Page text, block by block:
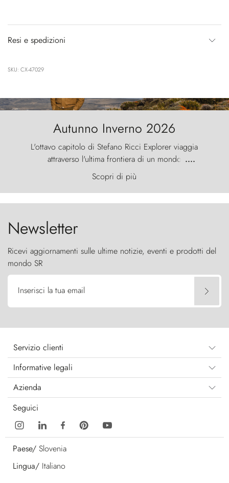
Resi e spedizioni
SKU: CX-47029
Autunno Inverno 2026
L'ottavo capitolo di Stefano Ricci Explorer viaggia
attraverso l'ultima frontiera di un mondo
primordiale, dove il vento scolpisce la natura con
furia ancestrale e le Torres del Paine sfidano il
cielo come sentinelle di pietra.
....
Scopri di più
Newsletter
Ricevi aggiornamenti sulle ultime notizie, eventi e prodotti del
mondo SR
Inserisci la tua email
Servizio clienti
Informative legali
Azienda
Seguici
Paese/ Slovenia
Lingua/ Italiano